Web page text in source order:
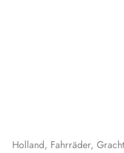
Holland, Fahrräder,